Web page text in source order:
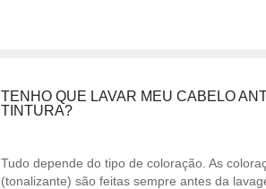
TENHO QUE LAVAR MEU CABELO
TINTURA?
Tudo depende do tipo de coloração. As
(tonalizante) são feitas sempre antes da